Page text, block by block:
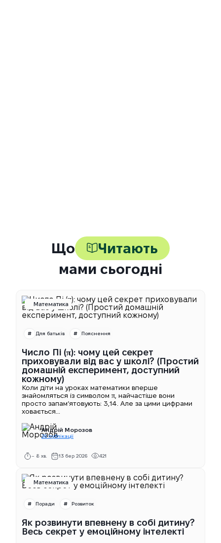
Що
Читають
мами сьогодні
Математика
Для батьків Пояснення
Число Пі (π): чому цей секрет
приховували від вас у школі? (Простий
домашній експеримент, доступний
кожному)
Коли діти на уроках математики вперше
знайомляться із символом π, найчастіше вони
просто запам’ятовують: 3,14. Але за цими цифрами
ховається...
Андрій Морозов
26 публікації
~ 8 хв. 13 бер 2026 421
Математика
Поради Розвиток
Як розвинути впевнену в собі дитину?
Весь секрет у емоційному інтелекті